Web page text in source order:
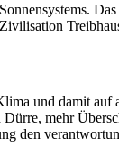
und damit
mehr
den